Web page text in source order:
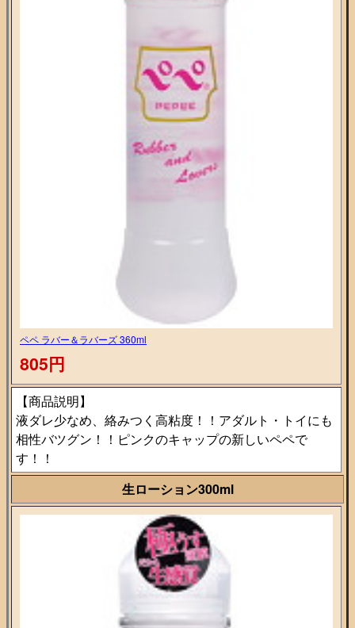
ペペ ラバー＆ラバーズ 360ml
805円
【商品説明】
液ダレ少なめ、絡みつく高粘度！！アダルト・トイにも
相性バツグン！！ピンクのキャップの新しいペペで
す！！
生ローション300ml